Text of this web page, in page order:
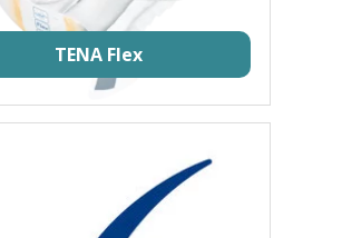
TENA Flex